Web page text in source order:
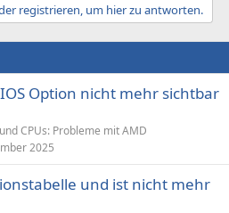
registrieren, um hier zu antworten.
Option nicht mehr sichtbar
CPUs: Probleme mit AMD
2025
und ist nicht mehr